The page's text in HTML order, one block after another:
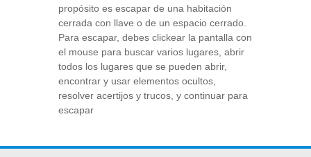
propósito es escapar de una habitación
cerrada con llave o de un espacio cerrado.
Para escapar, debes clickear la pantalla con
el mouse para buscar varios lugares, abrir
todos los lugares que se pueden abrir,
encontrar y usar elementos ocultos,
resolver acertijos y trucos, y continuar para
escapar